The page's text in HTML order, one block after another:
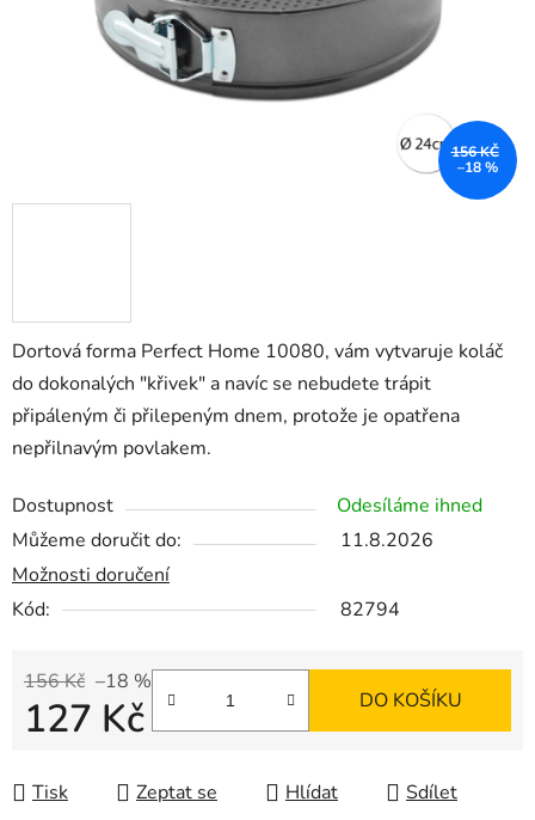
Dortová forma Perfect Home 10080, vám vytvaruje koláč
do dokonalých "křivek" a navíc se nebudete trápit
připáleným či přilepeným dnem, protože je opatřena
nepřilnavým povlakem.
Dostupnost
Odesíláme ihned
Můžeme doručit do:
11.8.2026
Možnosti doručení
Kód:
82794
156 Kč –18 %
127 Kč DO KOŠÍKU
Tisk Zeptat se Hlídat Sdílet
156 KČ
–18 %